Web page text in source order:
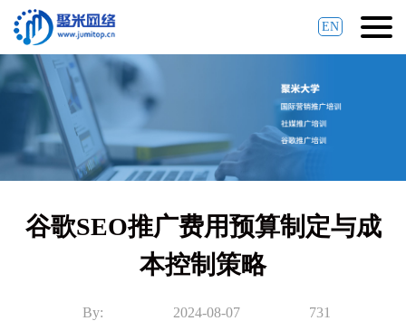
EN
谷歌SEO推广费用预算制定与成
本控制策略
By: 2024-08-07 731